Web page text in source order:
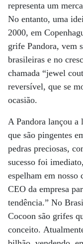
representa um
No entanto, uma
2000, em
grife Pandora, vem
brasileiras e no
chamada “jewel
reversível, que se
ocasião.
A Pandora lançou a
que são pingentes
pedras preciosas,
sucesso foi
espelham em
CEO da empresa
tendência.” No
Cocoon são grifes
conceito.